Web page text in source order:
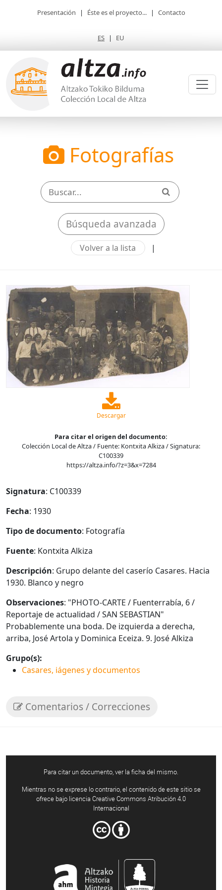
Presentación | Éste es el proyecto... | Contacto
ES | EU
Fotografías
Búsqueda avanzada
Volver a la lista |
Descargar
Para citar el origen del documento:
Colección Local de Altza / Fuente: Kontxita Alkiza / Signatura:
C100339
https://altza.info/?z=3&x=7284
Signatura: C100339
Fecha: 1930
Tipo de documento: Fotografía
Fuente: Kontxita Alkiza
Descripción: Grupo delante del caserío Casares. Hacia
1930. Blanco y negro
Observaciones: "PHOTO-CARTE / Fuenterrabía, 6 /
Reportaje de actualidad / SAN SEBASTIAN"
Probablemente una boda. De izquierda a derecha,
arriba, José Artola y Dominica Eceiza. 9. José Alkiza
Grupo(s):
Casares, iágenes y documentos
Comentarios / Correcciones
Para citar un documento, ver la ficha del mismo.
Mientras no se exprese lo contrario, el contenido de este sitio se
ofrece bajo licencia Creative Commons Atribución 4.0
Internacional